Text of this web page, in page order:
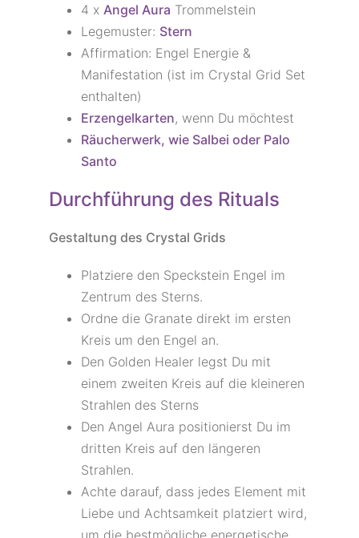
4 x Angel Aura Trommelstein
Legemuster: Stern
Affirmation: Engel Energie &
Manifestation (ist im Crystal Grid Set
enthalten)
Erzengelkarten, wenn Du möchtest
Räucherwerk, wie Salbei oder Palo
Santo
Durchführung des Rituals
Gestaltung des Crystal Grids
Platziere den Speckstein Engel im
Zentrum des Sterns.
Ordne die Granate direkt im ersten
Kreis um den Engel an.
Den Golden Healer legst Du mit
einem zweiten Kreis auf die kleineren
Strahlen des Sterns
Den Angel Aura positionierst Du im
dritten Kreis auf den längeren
Strahlen.
Achte darauf, dass jedes Element mit
Liebe und Achtsamkeit platziert wird,
um die bestmögliche energetische